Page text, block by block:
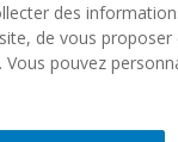
des
de vous
pouvez